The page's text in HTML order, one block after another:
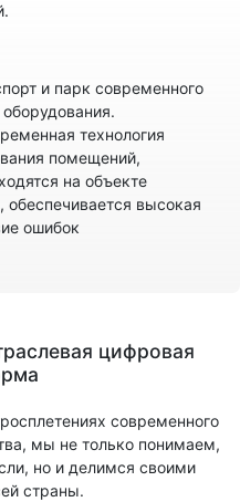
и парк современного
технология
помещений,
на объекте
высокая
ошибок
цифровая
современного
мы не только понимаем,
но и делимся своими
страны.